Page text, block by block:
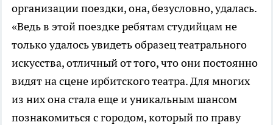
организации поездки, она, безусловно, удалась.
«Ведь в этой поездке ребятам студийцам не
только удалось увидеть образец театрального
искусства, отличный от того, что они постоянно
видят на сцене ирбитского театра. Для многих
из них она стала еще и уникальным шансом
познакомиться с городом, который по праву